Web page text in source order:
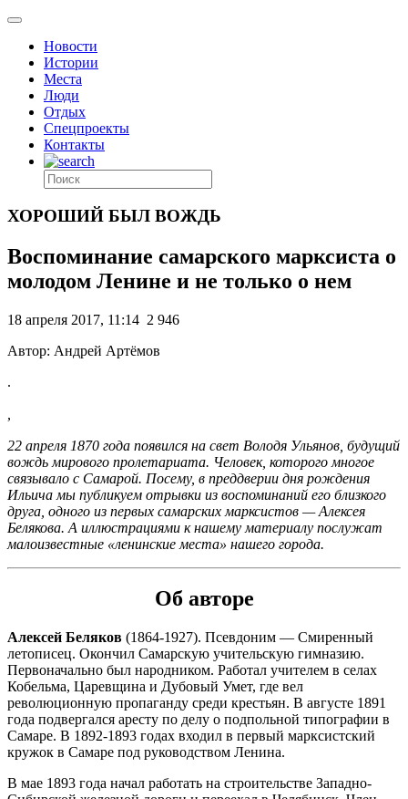
Новости
Истории
Места
Люди
Отдых
Спецпроекты
Контакты
ХОРОШИЙ БЫЛ ВОЖДЬ
Воспоминание самарского марксиста о
молодом Ленине и не только о нем
18 апреля 2017, 11:14 2 946
Автор: Андрей Артёмов
.
,
22 апреля 1870 года появился на свет Володя Ульянов, будущий
вождь мирового пролетариата. Человек, которого многое
связывало с Самарой. Посему, в преддверии дня рождения
Ильича мы публикуем отрывки из воспоминаний его близкого
друга, одного из первых самарских марксистов — Алексея
Белякова. А иллюстрациями к нашему материалу послужат
малоизвестные «ленинские места» нашего города.
Об авторе
Алексей Беляков (1864-1927). Псевдоним — Смиренный
летописец. Окончил Самарскую учительскую гимназию.
Первоначально был народником. Работал учителем в селах
Кобельма, Царевщина и Дубовый Умет, где вел
революционную пропаганду среди крестьян. В августе 1891
года подвергался аресту по делу о подпольной типографии в
Самаре. В 1892-1893 годах входил в первый марксистский
кружок в Самаре под руководством Ленина.
В мае 1893 года начал работать на строительстве Западно-